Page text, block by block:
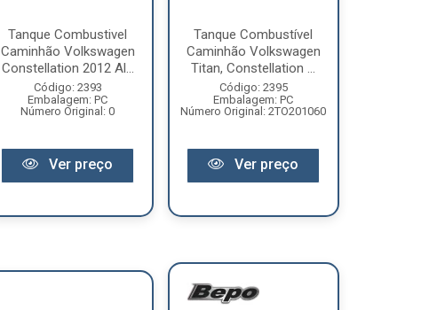
Tanque Combustivel
Caminhão Volkswagen
Constellation 2012 Al...
Código: 2393
Embalagem: PC
Número Original: 0
Ver preço
Tanque Combustível
Caminhão Volkswagen
Titan, Constellation ...
Código: 2395
Embalagem: PC
Número Original: 2TO201060
Ver preço